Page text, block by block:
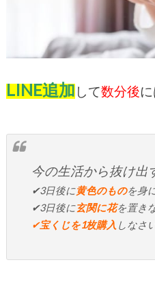
LINE追加して数分後
今の生活から抜け出
✔3日後に黄色のものを身
✔3日後に玄関に花を置き
✔宝くじを1枚購入 しなさ